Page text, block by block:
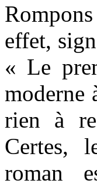
effet,
« Le
moderne
rien à
Certes,
roman